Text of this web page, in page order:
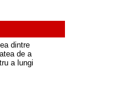
dintre
de a
a lungi